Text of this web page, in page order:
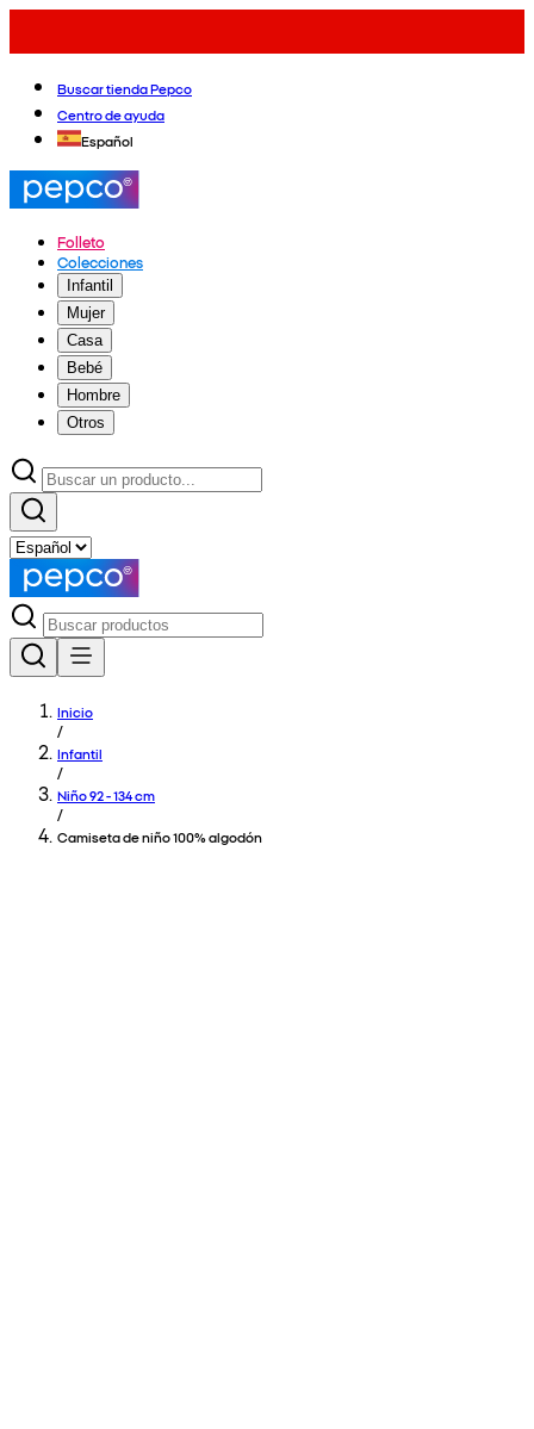
Buscar tienda Pepco
Centro de ayuda
Español
Folleto
Colecciones
Infantil
Mujer
Casa
Bebé
Hombre
Otros
Inicio
/
Infantil
/
Niño 92 - 134 cm
/
Camiseta de niño 100% algodón